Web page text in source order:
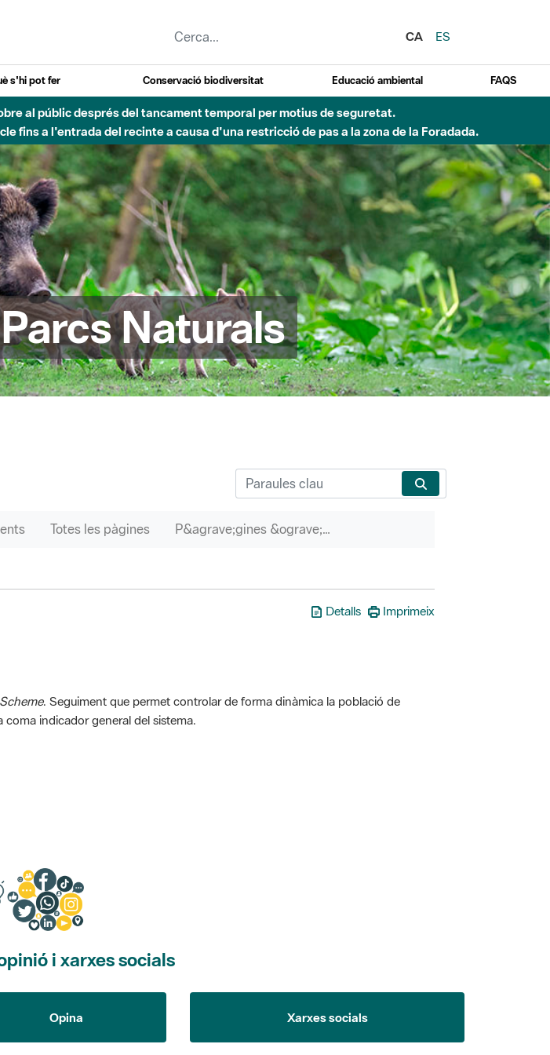
CA
ES
s'hi pot fer Conservació biodiversitat Educació ambiental FAQS
al públic després del tancament temporal per motius de seguretat.
fins a l'entrada del recinte a causa d'una restricció de pas a la zona de la Foradada.
Naturals
Totes les pàgines P&agrave;gines &ograve;rfenes
Detalls Imprimeix
. Seguiment que permet controlar de forma dinàmica la població de
coma indicador general del sistema.
les valoracions és de 0 estrelles de 5.
i xarxes socials
Opina Xarxes socials